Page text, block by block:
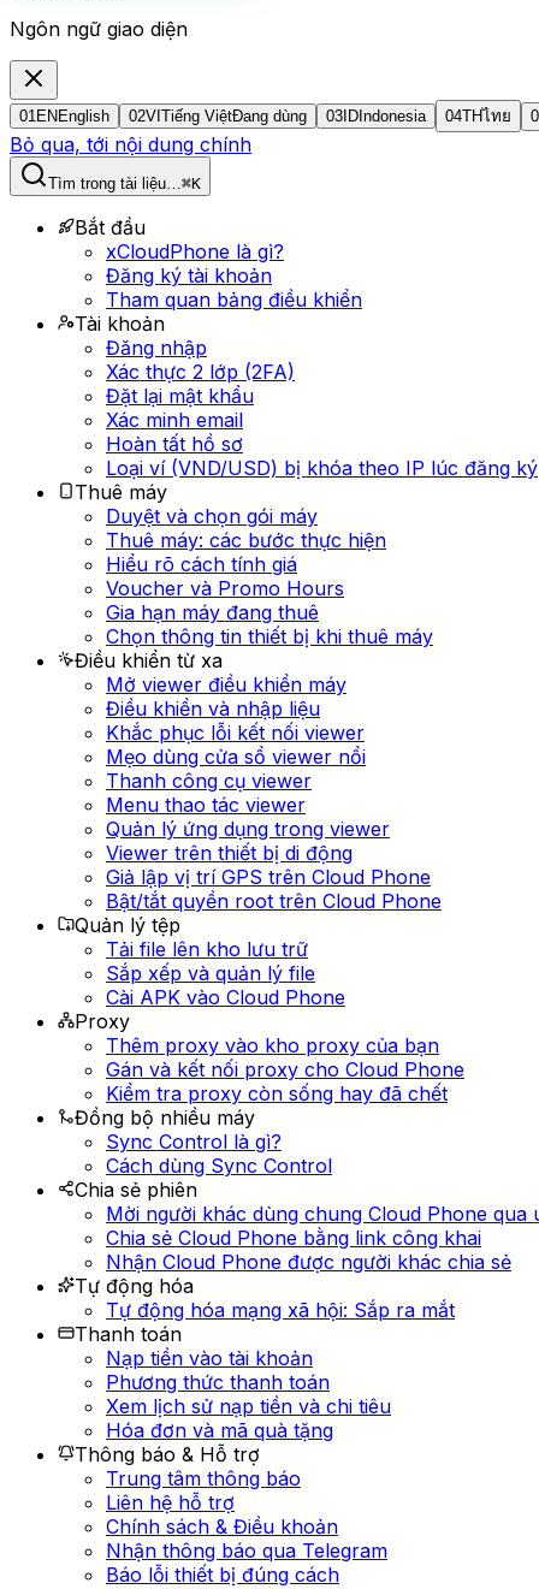
Ngôn ngữ giao diện
01EN English 02VI Tiếng ViệtĐang dùng 03 ID Indonesia 04THไทย
Bỏ qua, tới nội dung chính
Tìm trong tài liệu…⌘K
Bắt đầu
xCloudPhone là gì?
Đăng ký tài khoản
Tham quan bảng điều khiển
Tài khoản
Đăng nhập
Xác thực 2 lớp (2FA)
Đặt lại mật khẩu
Xác minh email
Hoàn tất hồ sơ
Loại ví (VND/USD) bị khóa theo IP lúc đăng ký
Thuê máy
Duyệt và chọn gói máy
Thuê máy: các bước thực hiện
Hiểu rõ cách tính giá
Voucher và Promo Hours
Gia hạn máy đang thuê
Chọn thông tin thiết bị khi thuê máy
Điều khiển từ xa
Mở viewer điều khiển máy
Điều khiển và nhập liệu
Khắc phục lỗi kết nối viewer
Mẹo dùng cửa sổ viewer nổi
Thanh công cụ viewer
Menu thao tác viewer
Quản lý ứng dụng trong viewer
Viewer trên thiết bị di động
Giả lập vị trí GPS trên Cloud Phone
Bật/tắt quyền root trên Cloud Phone
Quản lý tệp
Tải file lên kho lưu trữ
Sắp xếp và quản lý file
Cài APK vào Cloud Phone
Proxy
Thêm proxy vào kho proxy của bạn
Gán và kết nối proxy cho Cloud Phone
Kiểm tra proxy còn sống hay đã chết
Đồng bộ nhiều máy
Sync Control là gì?
Cách dùng Sync Control
Chia sẻ phiên
Mời người khác dùng chung Cloud Phone qua
Chia sẻ Cloud Phone bằng link công khai
Nhận Cloud Phone được người khác chia sẻ
Tự động hóa
Tự động hóa mạng xã hội: Sắp ra mắt
Thanh toán
Nạp tiền vào tài khoản
Phương thức thanh toán
Xem lịch sử nạp tiền và chi tiêu
Hóa đơn và mã quà tặng
Thông báo & Hỗ trợ
Trung tâm thông báo
Liên hệ hỗ trợ
Chính sách & Điều khoản
Nhận thông báo qua Telegram
Báo lỗi thiết bị đúng cách